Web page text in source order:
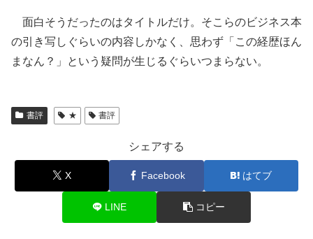
面白そうだったのはタイトルだけ。そこらのビジネス本
の引き写しぐらいの内容しかなく、思わず「この経歴ほん
まなん？」という疑問が生じるぐらいつまらない。
書評 ★ 書評
シェアする
X Facebook はてブ
LINE コピー